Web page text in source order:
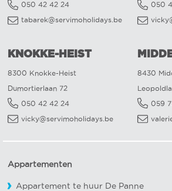
050 42 42 24
tabarek@servimoholidays.be
050
KNOKKE-HEIST
8300 Knokke-Heist
Dumortierlaan 72
050 42 42 24
vicky@servimoholidays.be
8430
059
Appartementen
Appartement te huur De Panne